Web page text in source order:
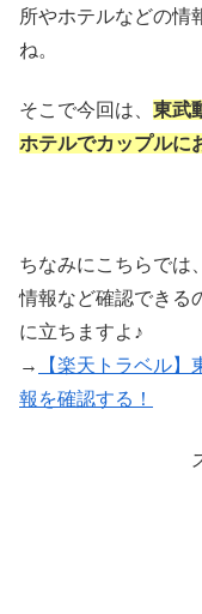
所やホテルなどの情
ね。
そこで今回は、 東武
ホテルでカップルに
ちなみにこちらでは
情報など確認できる
に立ちますよ♪
→
【楽天トラベル
報を確認する！